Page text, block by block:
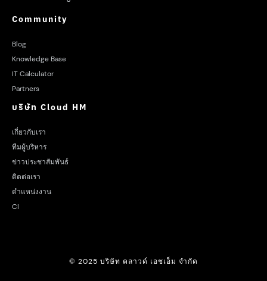
Community
Blog
Knowledge Base
IT Calculator
Partners
บริษัท Cloud HM
เกี่ยวกับเรา
ทีมผู้บริหาร
ข่าวประชาสัมพันธ์
ติดต่อเรา
ตำแหน่งงาน
CI
© 2025 บริษัท คลาวด์ เอชเอ็ม จำกัด